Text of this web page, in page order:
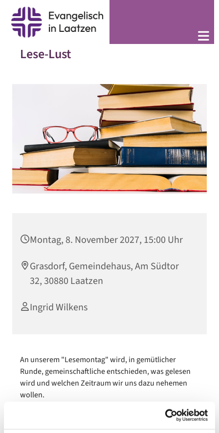
Lese-Lust
Montag, 8. November 2027, 15:00 Uhr
Grasdorf, Gemeindehaus, Am Südtor
32, 30880 Laatzen
Ingrid Wilkens
An unserem "Lesemontag" wird, in gemütlicher
Runde, gemeinschaftliche entschieden, was gelesen
wird und welchen Zeitraum wir uns dazu nehemen
wollen.
Haben Sie schon mal ein Buch gelesen und gedacht: